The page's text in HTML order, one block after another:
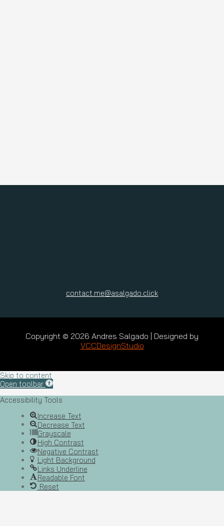
contact.me@asalgado.click
Copyright © 2026 Andres Salgado | Designed by
VCCDesignStudio
Skip to content
Open toolbar
Accessibility Tools
Increase Text
Decrease Text
Grayscale
High Contrast
Negative Contrast
Light Background
Links Underline
Readable Font
Reset